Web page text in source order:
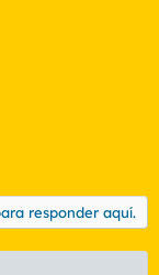
responder aquí.